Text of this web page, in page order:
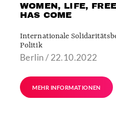
WOMEN, LIFE,
HAS COME
Internationale
Politik
Berlin / 22.10.2022
MEHR INFORMATIONEN